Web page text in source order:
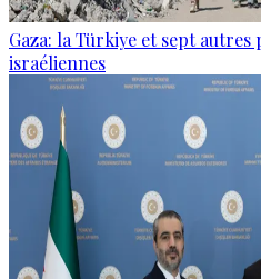
Gaza: la Türkiye et sept autres
israéliennes